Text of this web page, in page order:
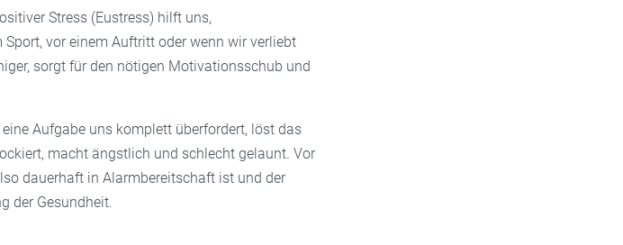
Stress (Eustress) hilft uns,
vor einem Auftritt oder wenn wir verliebt
sorgt für den nötigen Motivationsschub und
Aufgabe uns komplett überfordert, löst das
macht ängstlich und schlecht gelaunt. Vor
dauerhaft in Alarmbereitschaft ist und der
der Gesundheit.